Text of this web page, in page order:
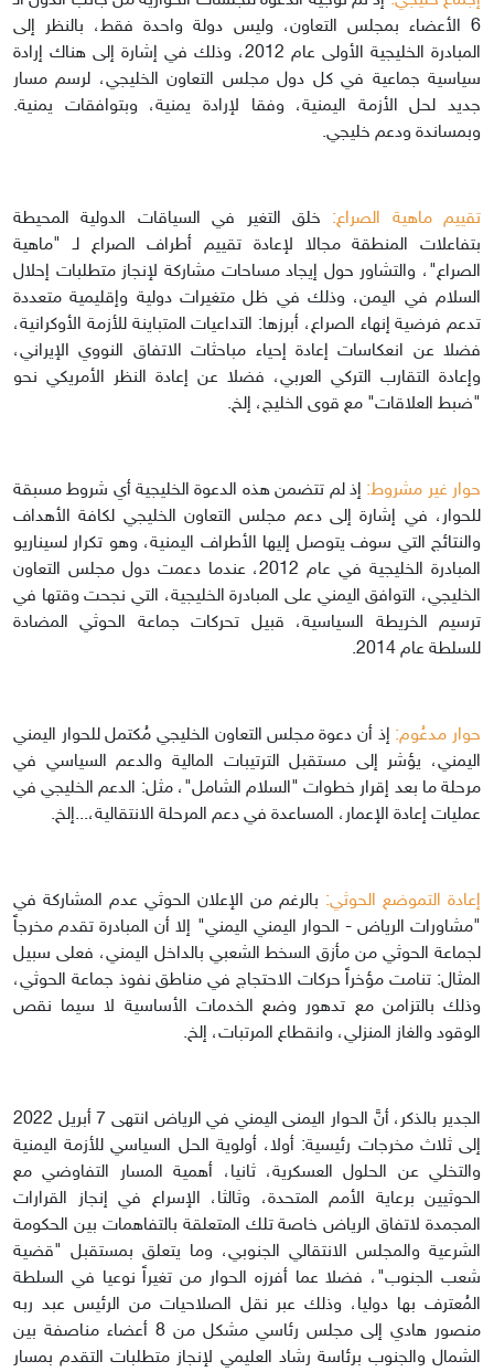
6 الأعضاء بمجلس التعاون، وليس دولة واحدة فقط، بالنظر إلى
المبادرة الخليجية الأولى عام 2012، وذلك في إشارة إلى هناك إرادة
سياسية جماعية في كل دول مجلس التعاون الخليجي، لرسم مسار
جديد لحل الأزمة اليمنية، وفقا لإرادة يمنية، وبتوافقات يمنية.
وبمساندة ودعم خليجي.
تقييم ماهية الصراع: خلق التغير في السياقات الدولية المحيطة
بتفاعلات المنطقة مجالا لإعادة تقييم أطراف الصراع لـ "ماهية
الصراع"، والتشاور حول إيجاد مساحات مشاركة لإنجاز متطلبات إحلال
السلام في اليمن، وذلك في ظل متغيرات دولية وإقليمية متعددة
تدعم فرضية إنهاء الصراع، أبرزها: التداعيات المتباينة للأزمة الأوكرانية،
فضلا عن انعكاسات إعادة إحياء مباحثات الاتفاق النووي الإيراني،
وإعادة التقارب التركي العربي، فضلا عن إعادة النظر الأمريكي نحو
"ضبط العلاقات" مع قوى الخليج، إلخ.
حوار غير مشروط: إذ لم تتضمن هذه الدعوة الخليجية أي شروط مسبقة
للحوار، في إشارة إلى دعم مجلس التعاون الخليجي لكافة الأهداف
والنتائج التي سوف يتوصل إليها الأطراف اليمنية، وهو تكرار لسيناريو
المبادرة الخليجية في عام 2012، عندما دعمت دول مجلس التعاون
الخليجي، التوافق اليمني على المبادرة الخليجية، التي نجحت وقتها في
ترسيم الخريطة السياسية، قبيل تحركات جماعة الحوثي المضادة
للسلطة عام 2014.
حوار مدعُوم: إذ أن دعوة مجلس التعاون الخليجي مُكتمل للحوار اليمني
اليمني، يؤشر إلى مستقبل الترتيبات المالية والدعم السياسي في
مرحلة ما بعد إقرار خطوات "السلام الشامل"، مثل: الدعم الخليجي في
عمليات إعادة الإعمار، المساعدة في دعم المرحلة الانتقالية،...إلخ.
إعادة التموضع الحوثي: بالرغم من الإعلان الحوثي عدم المشاركة في
"مشاورات الرياض - الحوار اليمني اليمني" إلا أن المبادرة تقدم مخرجاً
لجماعة الحوثي من مأزق السخط الشعبي بالداخل اليمني، فعلى سبيل
المثال: تنامت مؤخراً حركات الاحتجاج في مناطق نفوذ جماعة الحوثي،
وذلك بالتزامن مع تدهور وضع الخدمات الأساسية لا سيما نقص
الوقود والغاز المنزلي، وانقطاع المرتبات، إلخ.
الجدير بالذكر، أنَّ الحوار اليمنى اليمني في الرياض انتهى 7 أبريل 2022
إلى ثلاث مخرجات رئيسية: أولا، أولوية الحل السياسي للأزمة اليمنية
والتخلي عن الحلول العسكرية، ثانيا، أهمية المسار التفاوضي مع
الحوثيين برعاية الأمم المتحدة، وثالثا، الإسراع في إنجاز القرارات
المجمدة لاتفاق الرياض خاصة تلك المتعلقة بالتفاهمات بين الحكومة
الشرعية والمجلس الانتقالي الجنوبي، وما يتعلق بمستقبل "قضية
شعب الجنوب"، فضلا عما أفرزه الحوار من تغيراً نوعيا في السلطة
المُعترف بها دوليا، وذلك عبر نقل الصلاحيات من الرئيس عبد ربه
منصور هادي إلى مجلس رئاسي مشكل من 8 أعضاء مناصفة بين
الشمال والجنوب برئاسة رشاد العليمي لإنجاز متطلبات التقدم بمسار